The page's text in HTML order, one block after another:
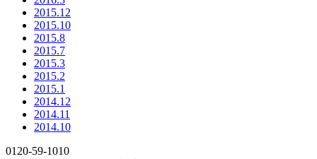
2015.12
2015.10
2015.8
2015.7
2015.3
2015.2
2015.1
2014.12
2014.11
2014.10
0120-59-1010